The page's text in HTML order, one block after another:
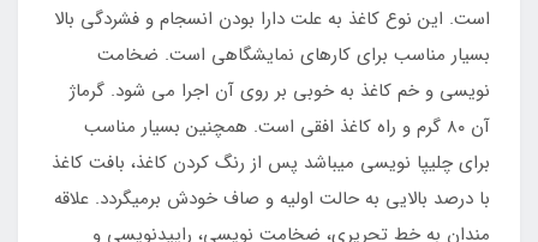
است. این نوع کاغذ به علت دارا بودن انسجام و فشردگی بالا
بسیار مناسب برای کارهای نمایشگاهی است. ضخامت
نویسی و خم کاغذ به خوبی بر روی آن اجرا می شود. گرماژ
آن ۸۰ گرم و راه کاغذ افقی است. همچنین بسیار مناسب
برای چلیپا نویسی می‏باشد پس از رنگ کردن کاغذ، بافت کاغذ
با درصد بالایی به حالت اولیه و صاف خودش برمی‏گردد. علاقه
مندان به خط تحریری، ضخامت‏ نویسی، راپیدنویسی و